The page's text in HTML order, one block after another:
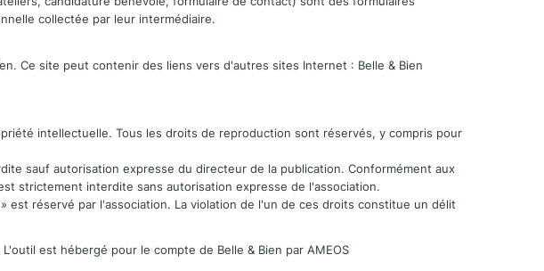
collectée par leur intermédiaire.
Ce site peut contenir des liens vers d'autres sites Internet : Belle & Bien
intellectuelle. Tous les droits de reproduction sont réservés, y compris pour
sauf autorisation expresse du directeur de la publication. Conformément aux
strictement interdite sans autorisation expresse de l'association.
est réservé par l'association. La violation de l'un de ces droits constitue un délit
est hébergé pour le compte de Belle & Bien par AMEOS